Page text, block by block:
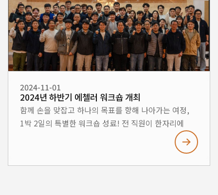
벚꽃 아래 경주의 아름다움을 함께 누리며 뜻깊은
시간을 보냈습니다. 이번 대회를 통해 우리는 건강과
웰빙을 증진하는 것은 물론, 도전, 창조, 협력이라는
HLB ENG의 핵심 가치를 몸소 실천했습니다. 앞으로도
HLB ENG는 지속적인 성장과 함께 임직원 모두의
행복을 위한 다양한 활동을 이어나가겠습니다. 많은
응원 부탁드립니다! #HLBENG #벚꽃마라톤 #
건강한조직문화 #MarineBusinessGroup
#Teamwork #경주벚꽃
2024-11-01
2024년 하반기 에첼러 워크숍 개최
함께 손을 맞잡고 하나의 목표를 향해 나아가는 여정,
1박 2일의 특별한 워크숍 성료! 전 직원이 한자리에
모여 서로 소통하고, 끈끈한 팀워크를 다지며, 회사의
비전과 목표를 깊이 공유하는 값진 시간을 보냈습니다.
이번 워크숍을 통해 회사가 나아갈 방향과 목표를